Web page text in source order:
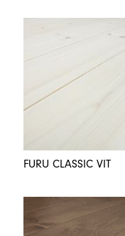
FURU CLASSIC VIT